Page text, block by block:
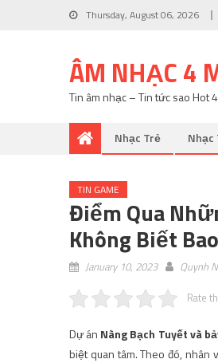
Thursday, August 06, 2026
ÂM NHẠC 4
Tin âm nhạc – Tin tức sao Hot
Nhạc Trẻ
TIN GAME
Điểm Qua
Không Biết
January 10, 2023 Quynh
Rate
Dự án Nàng Bạch Tuyết và
biệt quan tâm. Theo đó,